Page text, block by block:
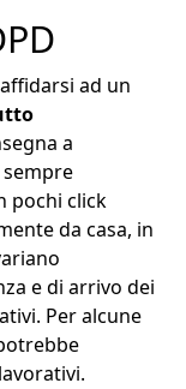
ad un
a
pochi click
da casa, in
e di arrivo dei
Per alcune